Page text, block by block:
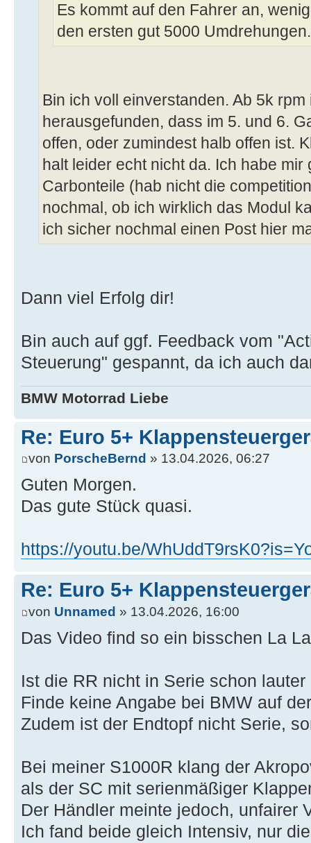
Es kommt auf den Fahrer an,
den ersten gut 5000 Umdrehungen.
Bin ich voll einverstanden. Ab 5k
herausgefunden, dass im 5. und 6.
offen, oder zumindest halb offen ist.
halt leider echt nicht da. Ich habe
Carbonteile (hab nicht die
nochmal, ob ich wirklich das Modul
ich sicher nochmal einen Post hier
Dann viel Erfolg dir!
Bin auch auf ggf. Feedback vom
Steuerung" gespannt, da ich auch
BMW Motorrad Liebe
Re: Euro 5+
von PorscheBernd » 13.04.2026, 06:27
Guten Morgen.
Das gute Stück quasi.
https://youtu.be/
Re: Euro 5+
von Unnamed » 13.04.2026, 16:00
Das Video find so ein bisschen La
Ist die RR nicht in Serie schon
Finde keine Angabe bei BMW auf
Zudem ist der Endtopf nicht Serie,
Bei meiner S1000R klang der
als der SC mit serienmäßiger
Der Händler meinte jedoch, unfairer
Ich fand beide gleich Intensiv, nur